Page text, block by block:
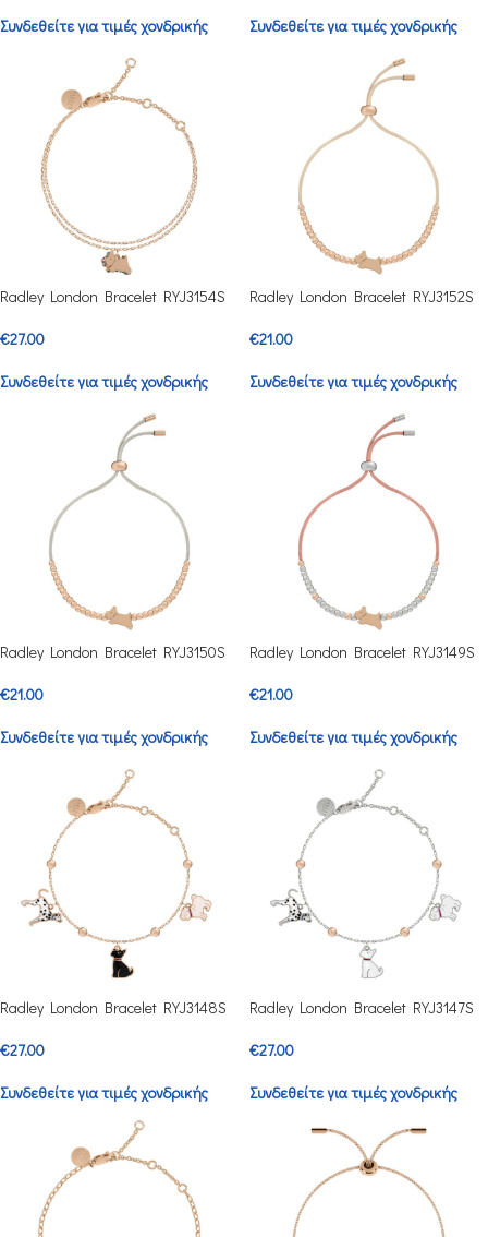
Συνδεθείτε για τιμές χονδρικής Συνδεθείτε για τιμές χονδρικής
Radley London Bracelet RYJ3154S
€27.00
Συνδεθείτε για τιμές χονδρικής
Radley London Bracelet RYJ3152S
€21.00
Συνδεθείτε για τιμές χονδρικής
Radley London Bracelet RYJ3150S
€21.00
Συνδεθείτε για τιμές χονδρικής
Radley London Bracelet RYJ3149S
€21.00
Συνδεθείτε για τιμές χονδρικής
Radley London Bracelet RYJ3148S
€27.00
Συνδεθείτε για τιμές χονδρικής
Radley London Bracelet RYJ3147S
€27.00
Συνδεθείτε για τιμές χονδρικής